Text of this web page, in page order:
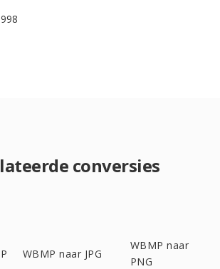
conversies
WBMP naar JPG
WBMP naar
PNG